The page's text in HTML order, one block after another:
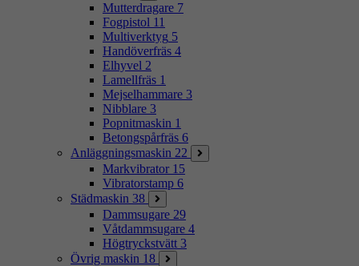
Mutterdragare 7
Fogpistol 11
Multiverktyg 5
Handöverfräs 4
Elhyvel 2
Lamellfräs 1
Mejselhammare 3
Nibblare 3
Popnitmaskin 1
Betongspårfräs 6
Anläggningsmaskin 22
Markvibrator 15
Vibratorstamp 6
Städmaskin 38
Dammsugare 29
Våtdammsugare 4
Högtryckstvätt 3
Övrig maskin 18